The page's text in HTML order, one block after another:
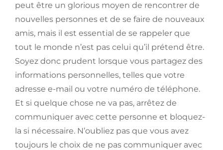
peut être un glorious moyen de rencontrer de
nouvelles personnes et de se faire de nouveaux
amis, mais il est essential de se rappeler que
tout le monde n’est pas celui qu’il prétend être.
Soyez donc prudent lorsque vous partagez des
informations personnelles, telles que votre
adresse e-mail ou votre numéro de téléphone.
Et si quelque chose ne va pas, arrêtez de
communiquer avec cette personne et bloquez-
la si nécessaire. N’oubliez pas que vous avez
toujours le choix de ne pas communiquer avec